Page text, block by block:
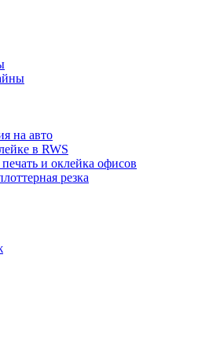
на авто
в RWS
и оклейка офисов
резка